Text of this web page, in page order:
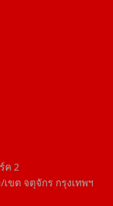
ค​ 2
ขต​ จตุจักร​ กรุงเทพฯ